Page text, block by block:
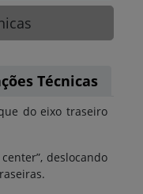
Técnicas
do eixo traseiro
deslocando